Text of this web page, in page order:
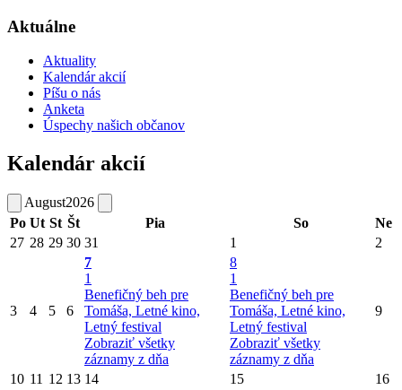
Aktuálne
Aktuality
Kalendár akcií
Píšu o nás
Anketa
Úspechy našich občanov
Kalendár akcií
August2026
Po Ut St Št Pia So
Ne
27 28 29 30 31 1 2
3 4 5 6
7
1
Benefičný beh pre
Tomáša, Letné kino,
Letný festival
Zobraziť všetky
záznamy z dňa
8
1
Benefičný beh pre
Tomáša, Letné kino,
Letný festival
Zobraziť všetky
záznamy z dňa
9
10 11 12 13 14 15
16